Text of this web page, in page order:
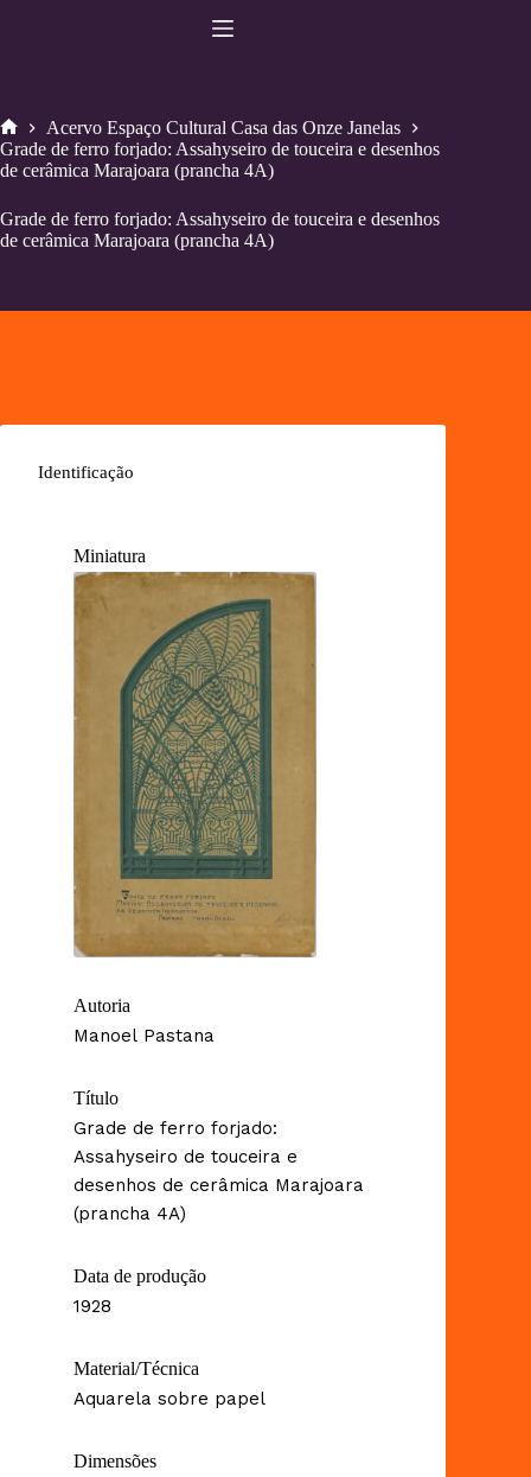
Home
Acervo Espaço Cultural Casa das Onze Janelas
Grade de ferro forjado: Assahyseiro de touceira e desenhos
de cerâmica Marajoara (prancha 4A)
Grade de ferro forjado: Assahyseiro de touceira e desenhos
de cerâmica Marajoara (prancha 4A)
Identificação
Miniatura
Autoria
Manoel Pastana
Título
Grade de ferro forjado:
Assahyseiro de touceira e
desenhos de cerâmica Marajoara
(prancha 4A)
Data de produção
1928
Material/Técnica
Aquarela sobre papel
Dimensões